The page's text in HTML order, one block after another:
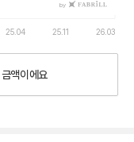
25.04 25.11 26.03
by
금액이에요